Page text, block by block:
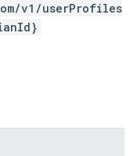
v1/userProfiles